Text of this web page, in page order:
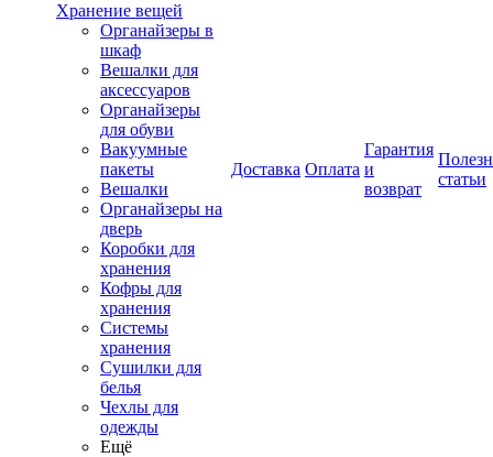
Хранение вещей
Органайзеры в
шкаф
Вешалки для
аксессуаров
Органайзеры
для обуви
Вакуумные
пакеты
Вешалки
Органайзеры на
дверь
Коробки для
хранения
Кофры для
хранения
Системы
хранения
Сушилки для
белья
Чехлы для
одежды
Ещё
Доставка Оплата
Гарантия
и
возврат
статьи